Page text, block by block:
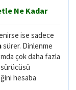
Ne Kadar
ise sadece
sürer. Dinlenme
çok daha fazla
hesaba